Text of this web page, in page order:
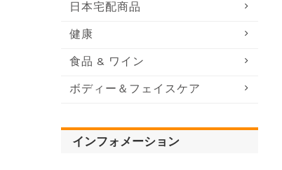
日本宅配商品
健康
食品 & ワイン
ボディー＆フェイスケア
インフォメーション